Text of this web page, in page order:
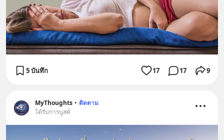
5 บันทึก 17 17 9
MyThoughts • ติดตาม
ได้รับการบูสต์